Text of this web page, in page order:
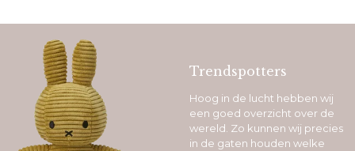
Trendspotters
Hoog in de lucht hebben wij
een goed overzicht over de
wereld. Zo kunnen wij precies
in de gaten houden welke